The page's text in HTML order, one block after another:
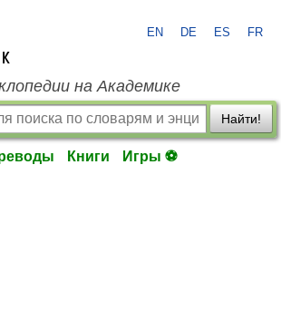
EN DE ES FR
на Академике
Найти!
Книги Игры ⚽